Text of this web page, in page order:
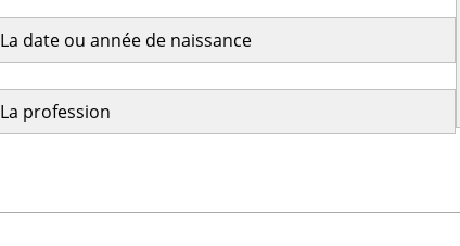
La date ou année de naissance
La profession